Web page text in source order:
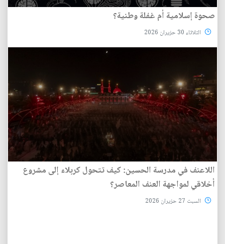
صحوة إسلامية أم غفلة وطنية؟
الثلاثاء 30 حزيران 2026
اللاعنف في مدرسة الحسين: كيف تتحول كربلاء إلى مشروع
أخلاقي لمواجهة العنف المعاصر؟
السبت 27 حزيران 2026